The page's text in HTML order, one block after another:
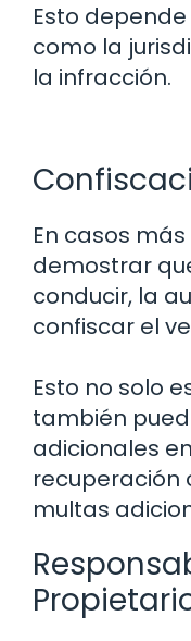
Esto
como la
la infracción.
En casos
demostrar
conducir, la
confiscar el
Esto no solo
también
adicionales
recuperación
multas